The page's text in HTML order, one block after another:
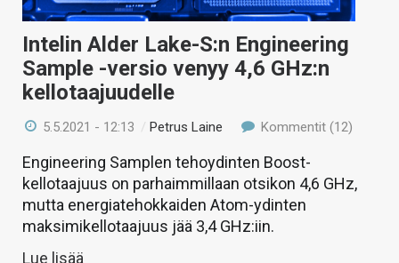
Intelin Alder Lake-S:n Engineering
Sample -versio venyy 4,6 GHz:n
kellotaajuudelle
5.5.2021 - 12:13 /Petrus Laine Kommentit (12)
Engineering Samplen tehoydinten Boost-
kellotaajuus on parhaimmillaan otsikon 4,6 GHz,
mutta energiatehokkaiden Atom-ydinten
maksimikellotaajuus jää 3,4 GHz:iin.
Lue lisää